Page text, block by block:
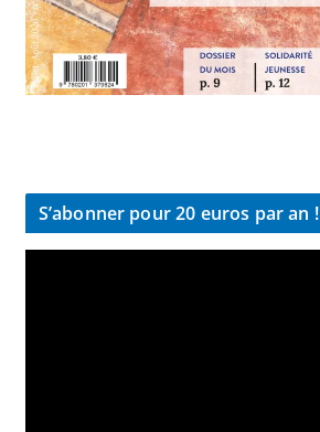
S’abonner pour 20 euros par an !